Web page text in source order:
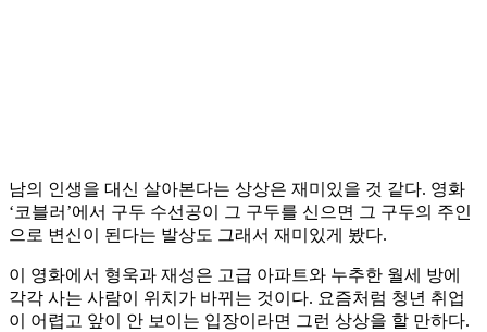
남의 인생을 대신 살아본다는 상상은 재미있을 것 같다. 영화
‘코블러’에서 구두 수선공이 그 구두를 신으면 그 구두의 주인
으로 변신이 된다는 발상도 그래서 재미있게 봤다.
이 영화에서 형욱과 재성은 고급 아파트와 누추한 월세 방에
각각 사는 사람이 위치가 바뀌는 것이다. 요즘처럼 청년 취업
이 어렵고 앞이 안 보이는 입장이라면 그런 상상을 할 만하다.